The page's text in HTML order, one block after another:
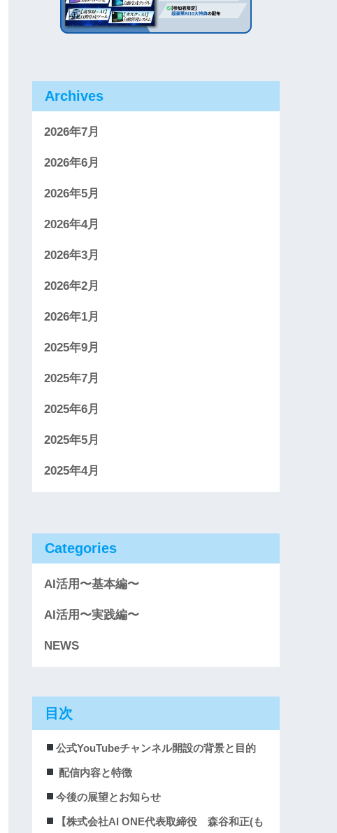
Archives
2026年7月
2026年6月
2026年5月
2026年4月
2026年3月
2026年2月
2026年1月
2025年9月
2025年7月
2025年6月
2025年5月
2025年4月
Categories
AI活用〜基本編〜
AI活用〜実践編〜
NEWS
目次
公式YouTubeチャンネル開設の背景と目的
配信内容と特徴
今後の展望とお知らせ
【株式会社AI ONE代表取締役 森谷和正(も